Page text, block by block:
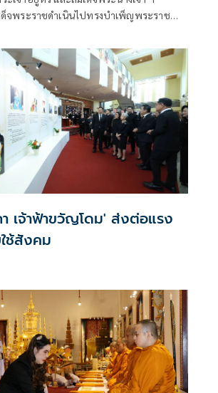
จพระราชดำเนินไปทรงบำเพ็ญพระราช
าฟ้าพัชรกิติยาภา นเรนทิราเทพยวดี กรม
พัชร มหาวัชรราชธิดา ณ พระที่นั่งพิมานรัต
ชวัง
เจ้าฟ้าขวัญโดม' ส่งต่อแรง
ช้สังคม